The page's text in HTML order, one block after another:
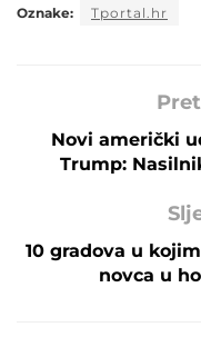
Oznake: Tportal.hr
Novi američki
Trump:
10 gradova u
novca u